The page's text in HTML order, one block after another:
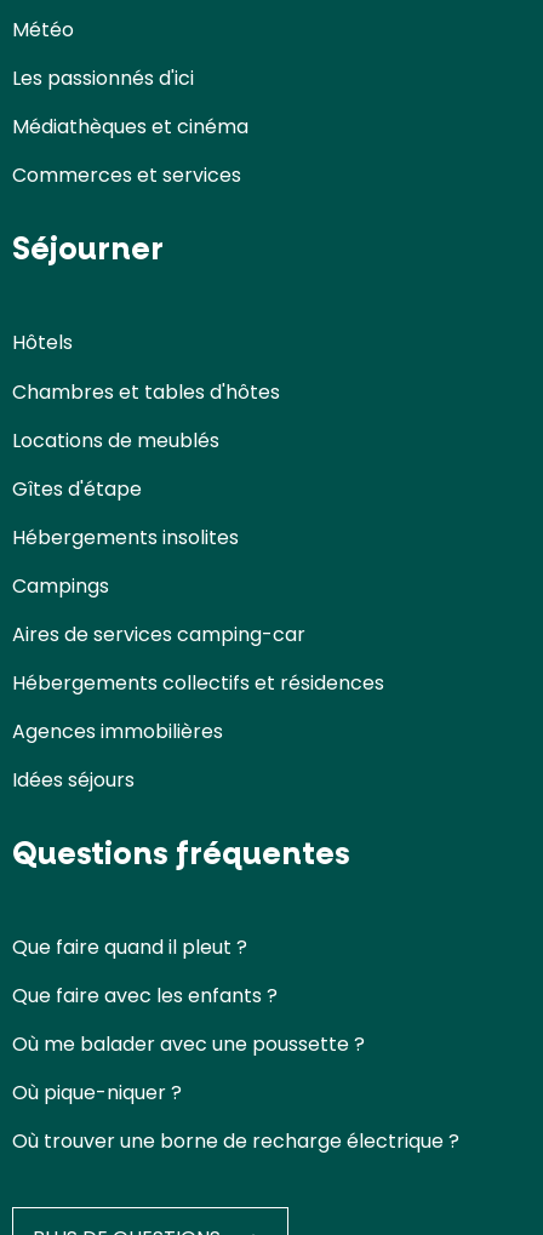
Météo
Les passionnés d'ici
Médiathèques et cinéma
Commerces et services
Séjourner
Hôtels
Chambres et tables d'hôtes
Locations de meublés
Gîtes d'étape
Hébergements insolites
Campings
Aires de services camping-car
Hébergements collectifs et résidences
Agences immobilières
Idées séjours
Questions fréquentes
Que faire quand il pleut ?
Que faire avec les enfants ?
Où me balader avec une poussette ?
Où pique-niquer ?
Où trouver une borne de recharge électrique ?